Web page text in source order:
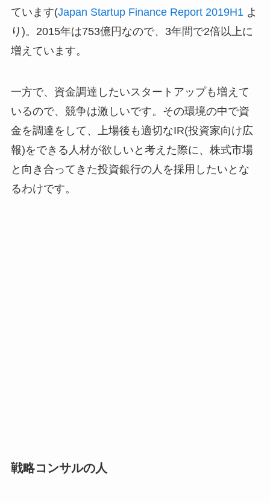
ています(Japan Startup Finance Report 2019H1 よ
り)。2015年は753億円なので、3年間で2倍以上に
増えています。
一方で、資金調達したいスタートアップも増えて
いるので、競争は激しいです。その環境の中で資
金を調達をして、上場後も適切なIR(投資家向け広
報)をできる人材が欲しいと考えた際に、株式市場
と向き合ってきた投資銀行の人を採用したいとな
るわけです。
戦略コンサルの人